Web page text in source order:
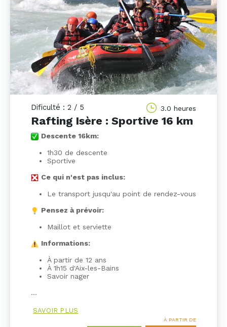
Dificulté : 2 / 5 3.0 heures
Rafting Isère : Sportive 16 km
Descente 16km:
1h30 de descente
Sportive
Ce qui n'est pas inclus:
Le transport jusqu'au point de rendez-vous
Pensez à prévoir:
Maillot et serviette
Informations:
À partir de 12 ans
À 1h15 d'Aix-les-Bains
Savoir nager
…
SAVOIR PLUS
À PARTIR DE